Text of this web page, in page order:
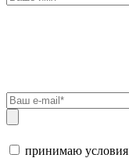
принимаю условия